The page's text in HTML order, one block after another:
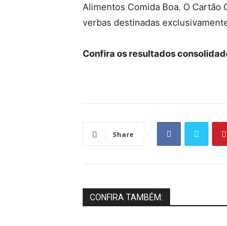
Alimentos Comida Boa. O
verbas destinadas
Confira os resultados
Share
CONFIRA TAMBÉM: